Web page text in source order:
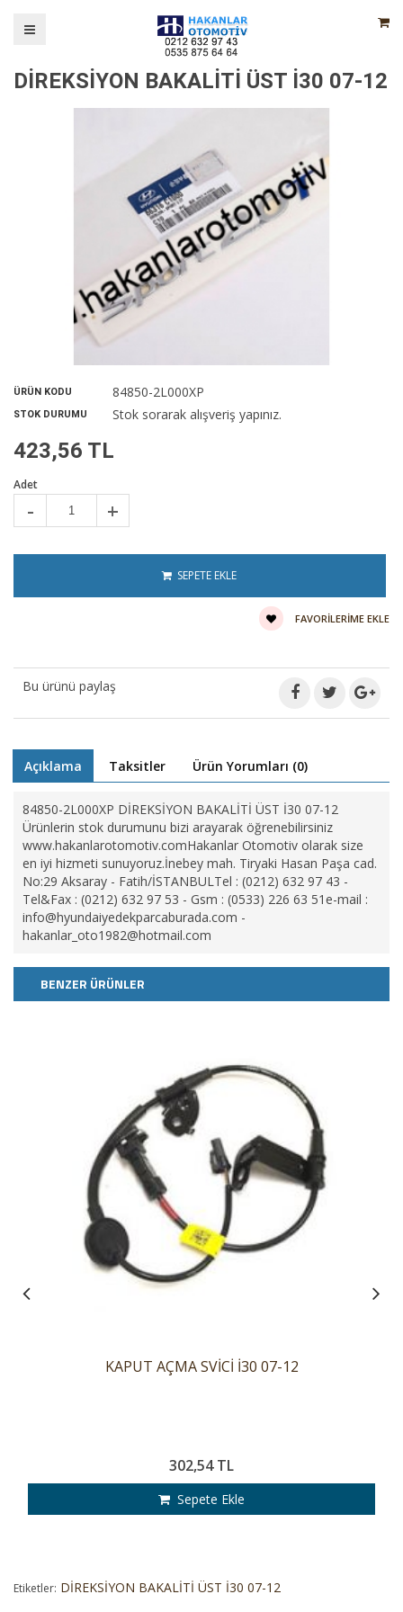
DİREKSİYON BAKALİTİ ÜST İ30 07-12
ÜRÜN KODU 84850-2L000XP
STOK DURUMU Stok sorarak alışveriş yapınız.
423,56 TL
Adet
- +
SEPETE EKLE
FAVORILERIME EKLE
Bu ürünü paylaş
Açıklama Taksitler Ürün Yorumları (0)
84850-2L000XP DİREKSİYON BAKALİTİ ÜST İ30 07-12
Ürünlerin stok durumunu bizi arayarak öğrenebilirsiniz
www.hakanlarotomotiv.comHakanlar Otomotiv olarak size
en iyi hizmeti sunuyoruz.İnebey mah. Tiryaki Hasan Paşa cad.
No:29 Aksaray - Fatih/İSTANBULTel : (0212) 632 97 43 -
Tel&Fax : (0212) 632 97 53 - Gsm : (0533) 226 63 51e-mail :
info@hyundaiyedekparcaburada.com -
hakanlar_oto1982@hotmail.com
BENZER ÜRÜNLER
KAPUT AÇMA SVİCİ İ30 07-12
302,54 TL
Sepete Ekle
Etiketler: DİREKSİYON BAKALİTİ ÜST İ30 07-12